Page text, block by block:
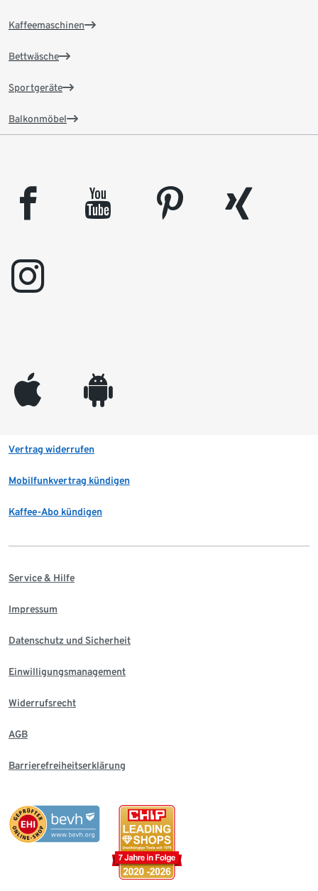
Kaffeemaschinen
Bettwäsche
Sportgeräte
Balkonmöbel
facebook youtube pinterest
xing
instagram
appleinc android
Vertrag widerrufen
Mobilfunkvertrag kündigen
Kaffee-Abo kündigen
Service & Hilfe
Impressum
Datenschutz und Sicherheit
Einwilligungsmanagement
Widerrufsrecht
AGB
Barrierefreiheitserklärung